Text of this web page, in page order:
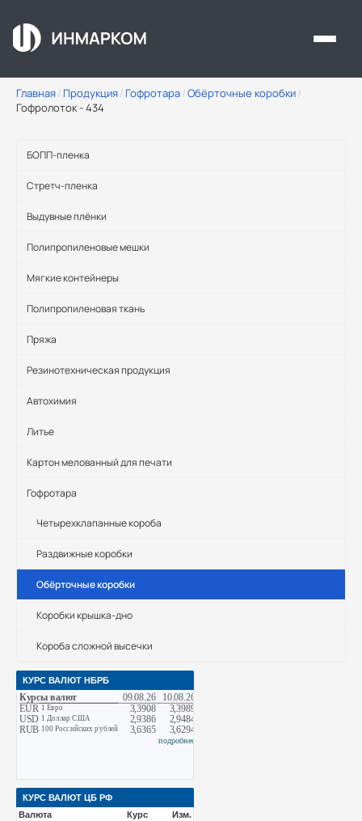
Главная/ Продукция/ Гофротара/Обёрточные коробки/
Гофролоток - 434
БОПП-пленка
Стретч-пленка
Выдувные плёнки
Полипропиленовые мешки
Мягкие контейнеры
Полипропиленовая ткань
Пряжа
Резинотехническая продукция
Автохимия
Литье
Картон мелованный для печати
Гофротара
Четырехклапанные короба
Раздвижные коробки
Обёрточные коробки
Коробки крышка-дно
Короба сложной высечки
КУРС ВАЛЮТ НБРБ
КУРС ВАЛЮТ ЦБ РФ
Валюта
Курс
Изм.